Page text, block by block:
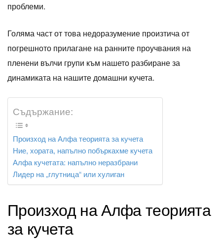
проблеми.
Голяма част от това недоразумение произтича от
погрешното прилагане на ранните проучвания на
пленени вълчи групи към нашето разбиране за
динамиката на нашите домашни кучета.
Съдържание:
Произход на Алфа теорията за кучета
Ние, хората, напълно побъркахме кучета
Алфа кучетата: напълно неразбрани
Лидер на „глутница“ или хулиган
Произход на Алфа теорията
за кучета